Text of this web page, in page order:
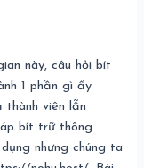
này, câu hỏi bít
1 phần gì ấy
viên lẫn
bít trữ thông
nhưng chúng ta